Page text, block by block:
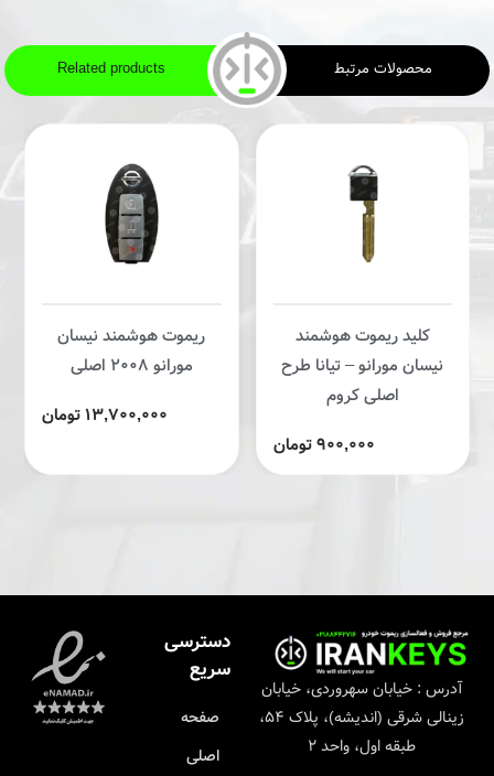
محصولات مرتبط Related products
کلید ریموت هوشمند
نیسان مورانو – تیانا طرح
اصلی کروم
900,000 تومان
ریموت هوشمند نیسان
مورانو 2008 اصلی
13,700,000 تومان
آدرس : خیابان سهروردی، خیابان
زینالی شرقی (اندیشه)، پلاک ۵۴،
طبقه اول، واحد ۲
دسترسی
سریع
صفحه
اصلی